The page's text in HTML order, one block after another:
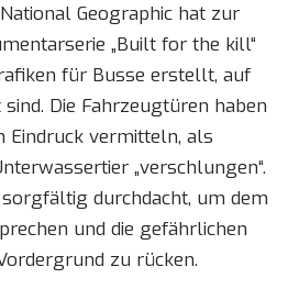
Geographic hat zur
„Built for the kill“
für Busse erstellt, auf
Die Fahrzeugtüren haben
Eindruck vermitteln, als
„verschlungen“.
durchdacht, um dem
und die gefährlichen
zu rücken.